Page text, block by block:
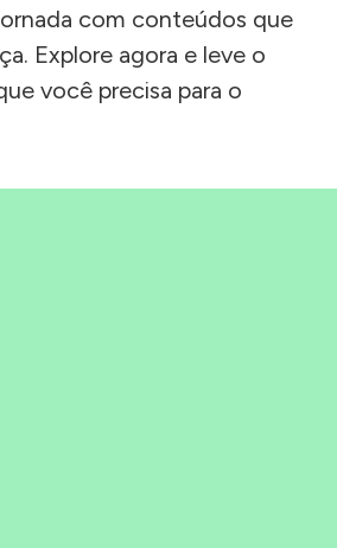
com conteúdos que
Explore agora e leve o
você precisa para o